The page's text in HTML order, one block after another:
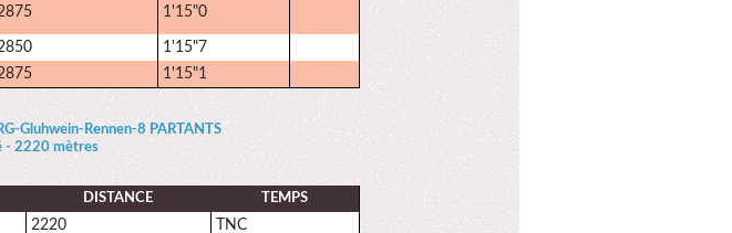
1'15"0
1'15"7
1'15"1
Gluhwein-Rennen-8 PARTANTS
- 2220 mètres
DISTANCE TEMPS
2220 TNC